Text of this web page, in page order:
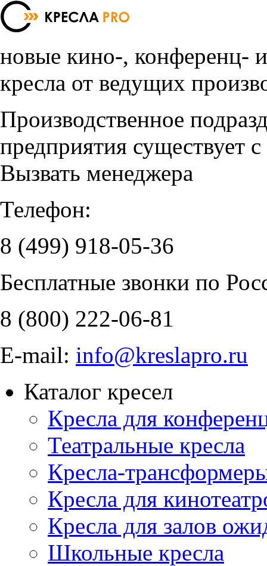
новые кино-, конференц-
кресла от ведущих
Производственное
предприятия существует
Вызвать менеджера
Телефон:
8 (499) 918-05-36
Бесплатные звонки по
8 (800) 222-06-81
E-mail: info@kreslapro.ru
Каталог кресел
Кресла для
Театральные кресла
Кресла-
Кресла для
Кресла для залов
Школьные кресла